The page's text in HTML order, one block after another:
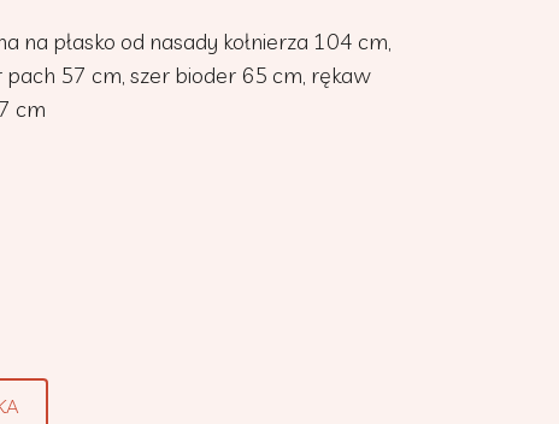
na płasko od nasady kołnierza 104 cm,
pach 57 cm, szer bioder 65 cm, rękaw
cm